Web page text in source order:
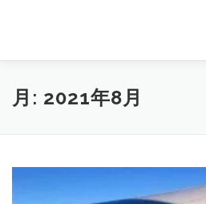
｜HOME｜
月: 2021年8月